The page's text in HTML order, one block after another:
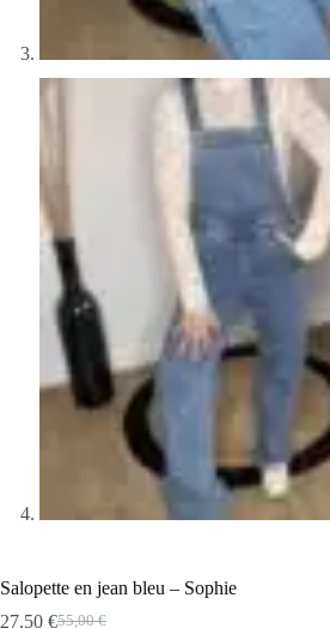
Salopette en jean bleu – Sophie
55,00€
27,50 €